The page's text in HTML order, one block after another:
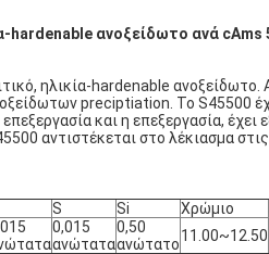
hardenable ανοξείδωτο ανά cAms
ηλικία-hardenable
preciptiation. Το S45500
και η επεξεργασία,
αντιστέκεται στο λέκιασμα
S Si Χρώμιο
0,015
ανώτατα
0,50
ανώτατο11.00~12.50